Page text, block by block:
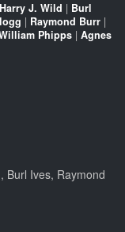
Harry J. Wild | Burl
| Raymond Burr |
Phipps | Agnes
Burl Ives, Raymond